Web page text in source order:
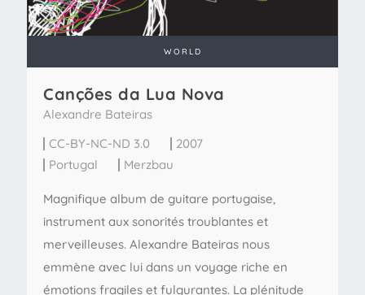
WORLD
Canções da Lua Nova
Alexandre Bateiras
CC-BY-NC-ND 3.0
2007
Portugal
Merzbau
Magnifique album de guitare portugaise,
instrument aux sonorités troublantes et
merveilleuses. Alexandre Bateiras nous
emmène avec lui dans un voyage riche en
émotions fragiles et fulgurantes. La plénitude